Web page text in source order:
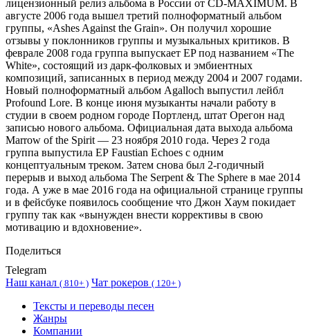
лицензионный релиз альбома в России от CD-MAXIMUM. В
августе 2006 года вышел третий полноформатный альбом
группы, «Ashes Against the Grain». Он получил хорошие
отзывы у поклонников группы и музыкальных критиков. В
феврале 2008 года группа выпускает EP под названием «The
White», состоящий из дарк-фолковых и эмбиентных
композиций, записанных в период между 2004 и 2007 годами.
Новый полноформатный альбом Agalloch выпустил лейбл
Profound Lore. В конце июня музыканты начали работу в
студии в своем родном городе Портленд, штат Орегон над
записью нового альбома. Официальная дата выхода альбома
Marrow of the Spirit — 23 ноября 2010 года. Через 2 года
группа выпустила ЕР Faustian Echoes с одним
концептуальным треком. Затем снова был 2-годичный
перерыв и выход альбома The Serpent & The Sphere в мае 2014
года. А уже в мае 2016 года на официальной странице группы
и в фейсбуке появилось сообщение что Джон Хаум покидает
группу так как «вынужден внести коррективы в свою
мотивацию и вдохновение».
Поделиться
Telegram
Наш канал ( 810+ ) Чат рокеров ( 120+ )
Тексты и переводы песен
Жанры
Компании